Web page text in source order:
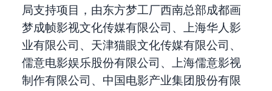
局支持项目，由东方梦工厂西南总部成都画
梦成帧影视文化传媒有限公司、上海华人影
业有限公司、天津猫眼文化传媒有限公司、
儒意电影娱乐股份有限公司、上海儒意影视
制作有限公司、中国电影产业集团股份有限